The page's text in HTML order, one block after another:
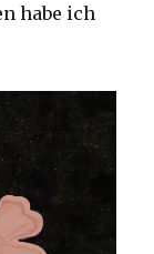
habe ich